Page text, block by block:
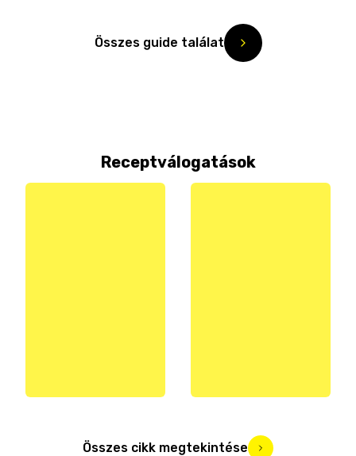
Összes guide találat
Receptválogatások
Összes cikk megtekintése